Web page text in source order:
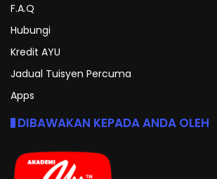
F.A.Q
Hubungi
Kredit AYU
Jadual Tuisyen Percuma
Apps
DIBAWAKAN KEPADA ANDA OLEH